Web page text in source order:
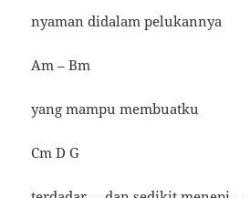
nyaman didalam pelukannya
Am – Bm
yang mampu membuatku
Cm D G